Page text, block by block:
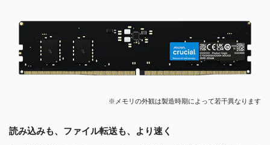
※メモリの外観は製造時期によって若干異なります
読み込みも、ファイル転送も、より速く